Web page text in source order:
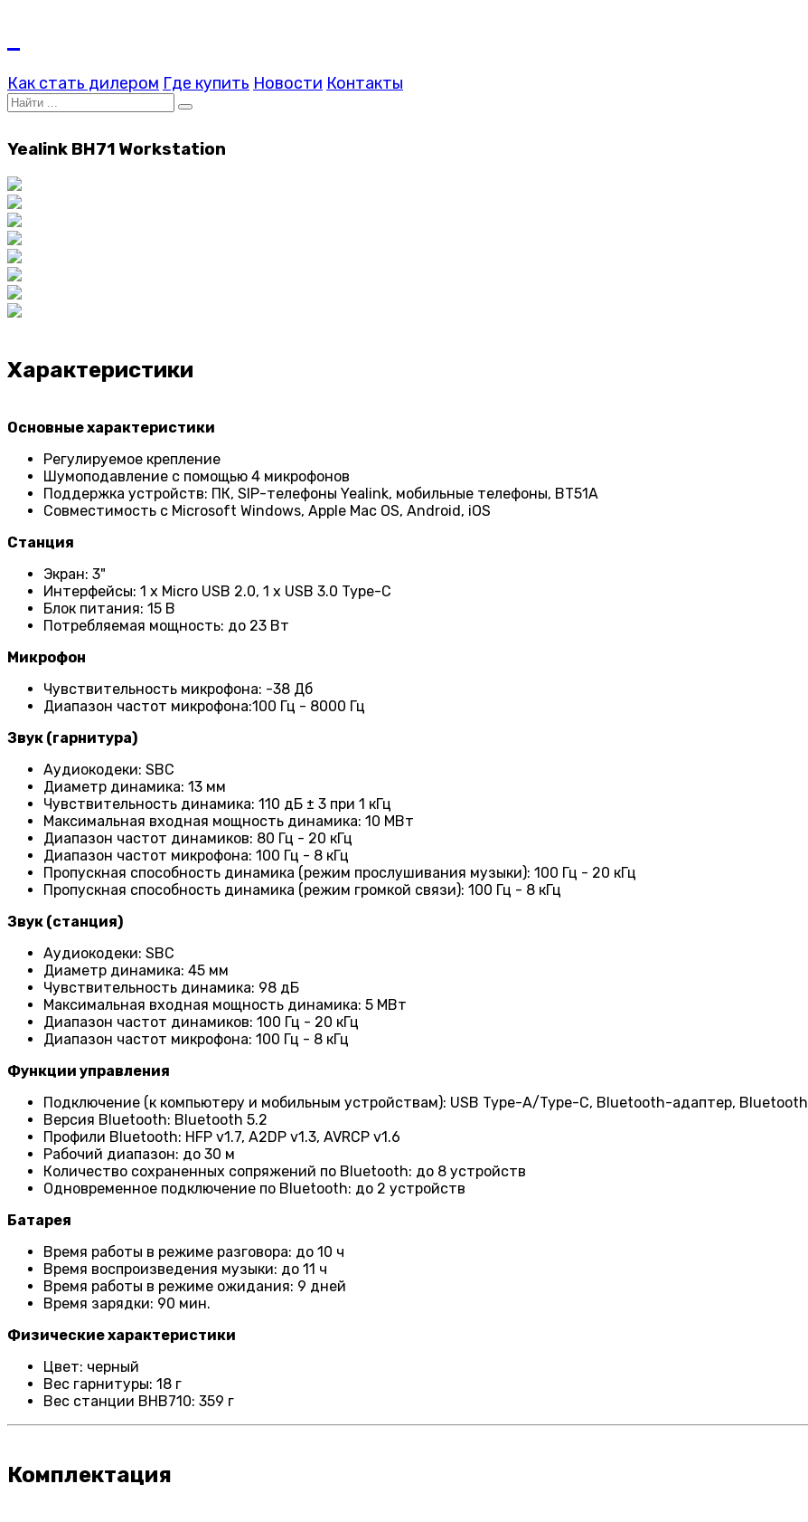
Как стать дилером Где купить Новости Контакты
Yealink BH71 Workstation
Характеристики
Основные характеристики
Регулируемое крепление
Шумоподавление с помощью 4 микрофонов
Поддержка устройств: ПК, SIP-телефоны Yealink, мобильные телефоны, BT51A
Совместимость с Microsoft Windows, Apple Mac OS, Android, iOS
Станция
Экран: 3"
Интерфейсы: 1 x Micro USB 2.0, 1 x USB 3.0 Type-C
Блок питания: 15 В
Потребляемая мощность: до 23 Вт
Микрофон
Чувствительность микрофона: -38 Дб
Диапазон частот микрофона:100 Гц - 8000 Гц
Звук (гарнитура)
Аудиокодеки: SBC
Диаметр динамика: 13 мм
Чувствительность динамика: 110 дБ ± 3 при 1 кГц
Максимальная входная мощность динамика: 10 МВт
Диапазон частот динамиков: 80 Гц - 20 кГц
Диапазон частот микрофона: 100 Гц - 8 кГц
Пропускная способность динамика (режим прослушивания музыки): 100 Гц - 20 кГц
Пропускная способность динамика (режим громкой связи): 100 Гц - 8 кГц
Звук (станция)
Аудиокодеки: SBC
Диаметр динамика: 45 мм
Чувствительность динамика: 98 дБ
Максимальная входная мощность динамика: 5 МВт
Диапазон частот динамиков: 100 Гц - 20 кГц
Диапазон частот микрофона: 100 Гц - 8 кГц
Функции управления
Подключение (к компьютеру и мобильным устройствам): USB Type-A/Type-C, Bluetooth-адаптер, Bluetooth
Версия Bluetooth: Bluetooth 5.2
Профили Bluetooth: HFP v1.7, A2DP v1.3, AVRCP v1.6
Рабочий диапазон: до 30 м
Количество сохраненных сопряжений по Bluetooth: до 8 устройств
Одновременное подключение по Bluetooth: до 2 устройств
Батарея
Время работы в режиме разговора: до 10 ч
Время воспроизведения музыки: до 11 ч
Время работы в режиме ожидания: 9 дней
Время зарядки: 90 мин.
Физические характеристики
Цвет: черный
Вес гарнитуры: 18 г
Вес станции BHB710: 359 г
Комплектация